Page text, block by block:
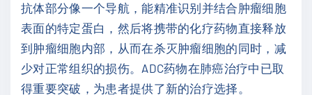
抗体部分像一个导航，能精准识别并结合肿瘤细胞
表面的特定蛋白，然后将携带的化疗药物直接释放
到肿瘤细胞内部，从而在杀灭肿瘤细胞的同时，减
少对正常组织的损伤。ADC药物在肺癌治疗中已取
得重要突破，为患者提供了新的治疗选择。